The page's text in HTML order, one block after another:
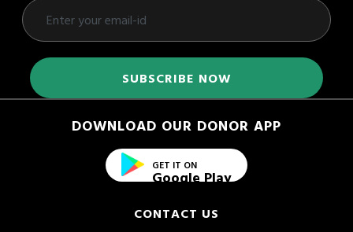
DOWNLOAD OUR DONOR APP
GET IT ON
Google Play
CONTACT US